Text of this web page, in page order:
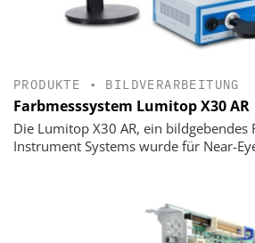
PRODUKTE • BILDVERARBEITUNG
Farbmesssystem Lumitop X30 AR
Die Lumitop X30 AR, ein bildgebendes
Instrument Systems wurde für Near-